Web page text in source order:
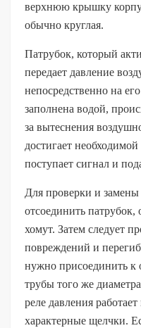
верхнюю крышку
обычно круглая.
Патрубок, который
передает давление
непосредственно на
заполнена водой,
за вытеснения
достигает
поступает сигнал и
Для проверки и замены
отсоединить
хомут. Затем следует
повреждений и
нужно присоединить к
трубы того же
реле давления
характерные щелчки.